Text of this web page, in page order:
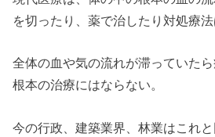
を切ったり、薬で治したり対処療法
全体の血や気の流れが滞っていたら
根本の治療にはならない。
今の行政、建築業界、林業はこれ